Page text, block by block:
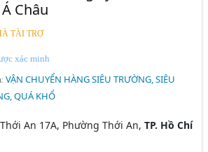
Châu
TÀI TRỢ
xác minh
VẬN CHUYỂN HÀNG SIÊU TRƯỜNG, SIÊU
QUÁ KHỔ
An 17A, Phường Thới An,TP. Hồ Chí